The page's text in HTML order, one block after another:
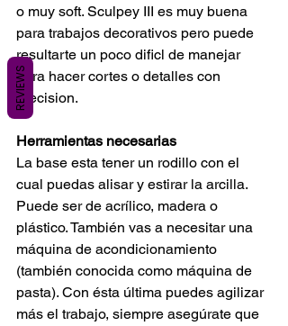
o muy soft. Sculpey III es muy buena
para trabajos decorativos pero puede
resultarte un poco dificl de manejar
para hacer cortes o detalles con
precision.
Herramientas necesarias
La base esta tener un rodillo con el
cual puedas alisar y estirar la arcilla.
Puede ser de acrílico, madera o
plástico. También vas a necesitar una
máquina de acondicionamiento
(también conocida como máquina de
pasta). Con ésta última puedes agilizar
más el trabajo, siempre asegúrate que
REVIEWS